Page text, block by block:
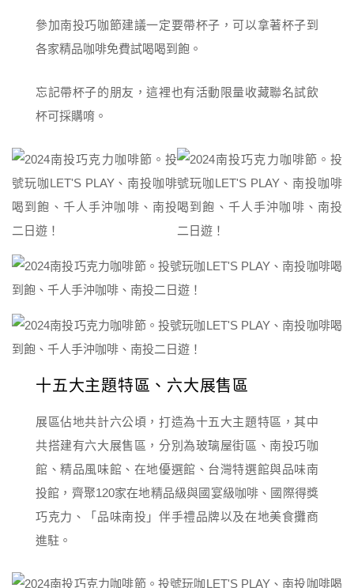
參加南投巧咖節建議一定要帶杯子，可以拿著杯子到
各家精品咖啡免費試喝喝到飽。
忘記帶杯子的朋友，這裡也有活動限量收藏聯名試飲
杯可採購唷。
十五大主題特區、六大展售區
展區佔地共計六公頃，打造為十五大主題特區，其中
共搭建有六大展售區，分別為玻璃屋街區、南投巧咖
館、精品風味館、在地優選館、台灣特選館與品味南
投館，齊聚120家在地精品級與國宴級咖啡、國際得獎
巧克力、「品味南投」伴手禮品牌以及在地美食攤商
進駐。